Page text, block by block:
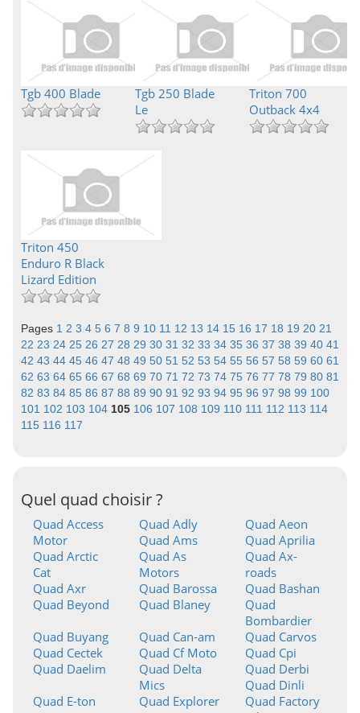
Tgb 400 Blade
Tgb 250 Blade
Le
Triton 700
Outback 4x4
Triton 450
Enduro R Black
Lizard Edition
Pages 1 2 3 4 5 6 7 8 9 10 11 12 13 14 15 16 17 18 19 20 21
22 23 24 25 26 27 28 29 30 31 32 33 34 35 36 37 38 39 40 41
42 43 44 45 46 47 48 49 50 51 52 53 54 55 56 57 58 59 60 61
62 63 64 65 66 67 68 69 70 71 72 73 74 75 76 77 78 79 80 81
82 83 84 85 86 87 88 89 90 91 92 93 94 95 96 97 98 99 100
101 102 103 104 105 106 107 108 109 110 111 112 113 114
115 116 117
Quel quad choisir ?
Quad Access
Motor
Quad Adly
Quad Aeon
Quad Ams
Quad Aprilia
Quad Arctic
Cat
Quad As
Motors
Quad Ax-
roads
Quad Axr
Quad Barossa
Quad Bashan
Quad Beyond
Quad Blaney
Quad
Bombardier
Quad Buyang
Quad Can-am
Quad Carvos
Quad Cectek
Quad Cf Moto
Quad Cpi
Quad Daelim
Quad Delta
Mics
Quad Derbi
Quad Dinli
Quad E-ton
Quad Explorer
Quad Factory